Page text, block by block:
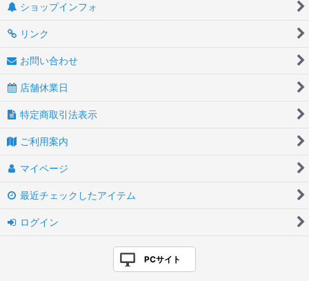
ショップインフォ
リンク
お問い合わせ
店舗休業日
特定商取引法表示
ご利用案内
マイページ
最近チェックしたアイテム
ログイン
PCサイト